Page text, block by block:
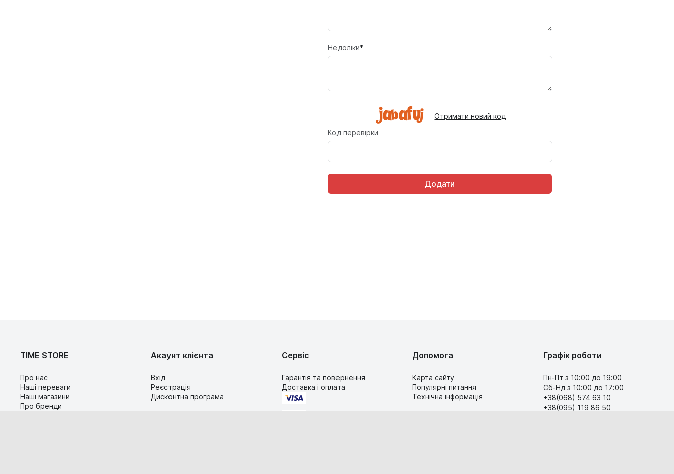
Недоліки*
Отримати новий код
Код перевірки
TIME STORE
Про нас
Наші переваги
Наші магазини
Про бренди
Акаунт клієнта
Вхід
Реєстрація
Дисконтна програма
Сервіс
Гарантія та повернення
Доставка і оплата
Допомога
Карта сайту
Популярні питання
Технічна інформація
Графік роботи
Пн-Пт з 10:00 до 19:00
Сб-Нд з 10:00 до 17:00
+38(068) 574 63 10
+38(095) 119 86 50